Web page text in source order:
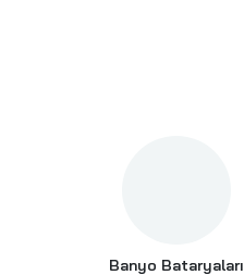
Lavabo Bataryaları